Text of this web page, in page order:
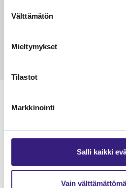
valinta
Välttämätön
Mieltymykset
Tilastot
Markkinointi
Salli kaikki
Vain
Petri Salomaa
Lue
TILAA